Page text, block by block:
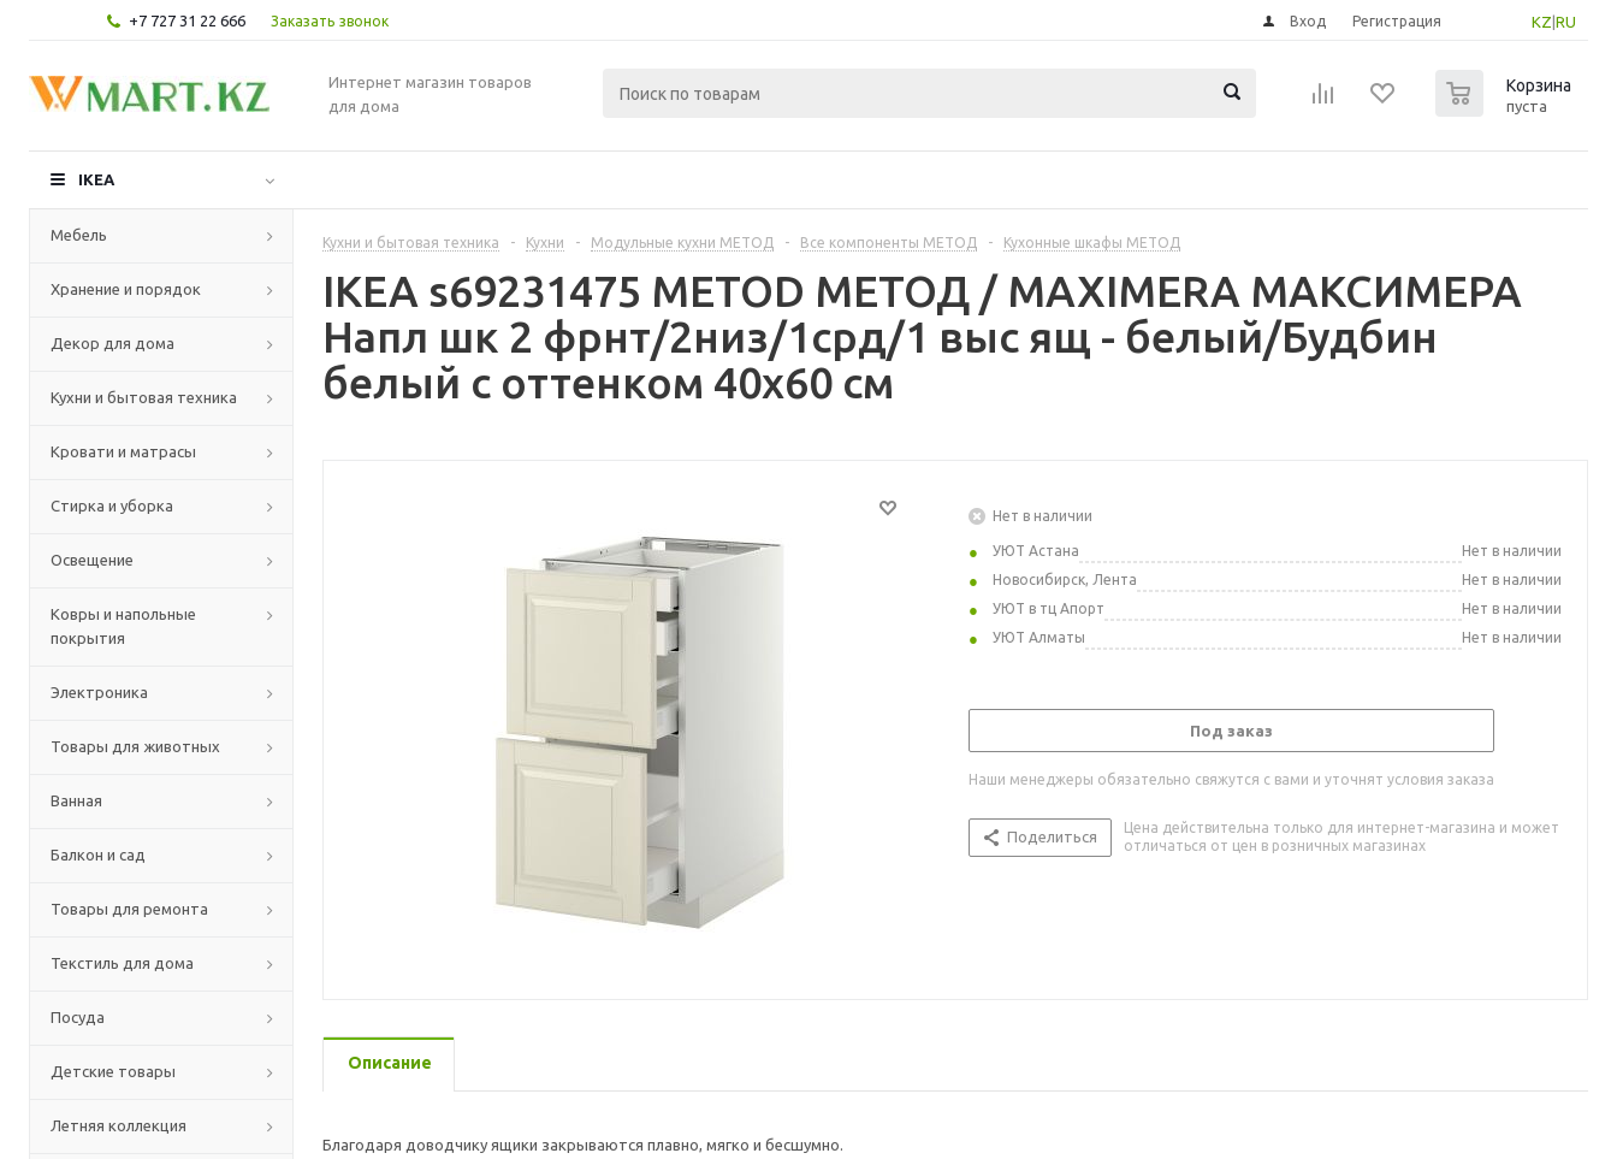
+7 727 31 22 666 Заказать звонок KZ RU
Вход Регистрация
Интернет магазин товаров
для дома
Корзина
пуста
IKEA
Мебель
Хранение и порядок
Декор для дома
Кухни и бытовая техника
Кровати и матрасы
Стирка и уборка
Освещение
Ковры и напольные
покрытия
Электроника
Товары для животных
Ванная
Балкон и сад
Товары для ремонта
Текстиль для дома
Посуда
Детские товары
Летняя коллекция
Кухни и бытовая техника - Кухни - Модульные кухни МЕТОД - Все компоненты МЕТОД - Кухонные шкафы МЕТОД
IKEA s69231475 METOD МЕТОД / MAXIMERA МАКСИМЕРА
Напл шк 2 фрнт/2низ/1срд/1 выс ящ - белый/Будбин
белый с оттенком 40x60 см
Нет в наличии
УЮТ Астана
Нет в наличии
Новосибирск, Лента
Нет в наличии
УЮТ в тц Апорт
Нет в наличии
УЮТ Алматы
Нет в наличии
Под заказ
Наши менеджеры обязательно свяжутся с вами и уточнят условия заказа
Поделиться
Цена действительна только для интернет-магазина и может
отличаться от цен в розничных магазинах
Описание
Благодаря доводчику ящики закрываются плавно, мягко и бесшумно.